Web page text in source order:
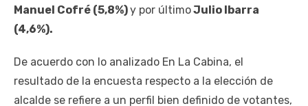
Manuel Cofré (5,8%)y por últimoJulio Ibarra
(4,6%).
De acuerdo con lo analizado En La Cabina, el
resultado de la encuesta respecto a la elección de
alcalde se refiere a un perfil bien definido de votantes,